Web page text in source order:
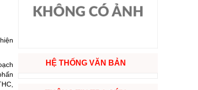
đại biểu Hội đồng nhân dân các cấp nhiệm kỳ 2026 - 2031
HỆ THỐNG VĂN BẢN